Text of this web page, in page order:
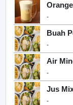
-
Buah
-
Air
-
Jus
-